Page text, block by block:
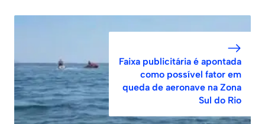
Faixa publicitária é apontada
como possível fator em
queda de aeronave na Zona
Sul do Rio